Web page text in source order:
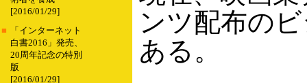
[2016/01/29]
■
「インターネット
白書2016」発売、
20周年記念の特別
版
[2016/01/29]
ンツ配布の
ある。